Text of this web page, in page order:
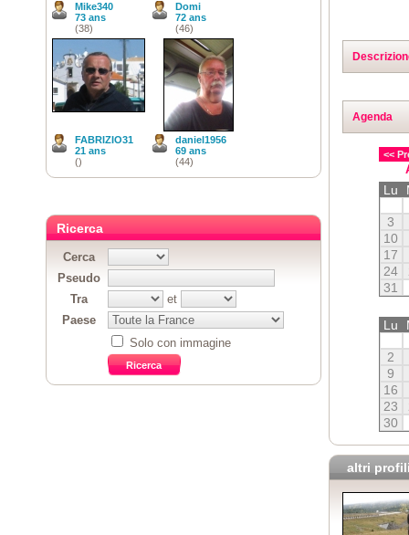
Agenda
<<
Lu
3
10
17
24
31
Lu
2
9
16
23
30
altri
Mike340
73 ans
(38)
Domi
72 ans
(46)
FABRIZIO31
21 ans
()
daniel1956
69 ans
(44)
Ricerca
Cerca
Pseudo
Tra
et
Paese
Solo con immagine